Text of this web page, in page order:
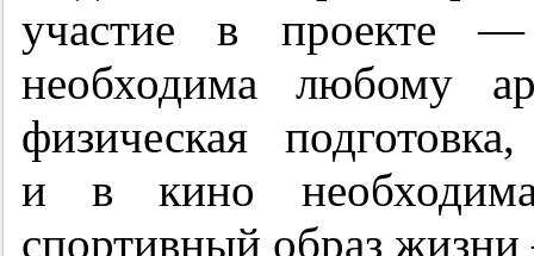
участие в проекте —
необходима любому
физическая
и в кино
спортивный образ